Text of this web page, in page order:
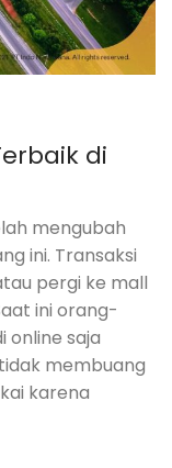
di
mengubah
ini. Transaksi
pergi ke mall
ini orang-
online saja
membuang
karena